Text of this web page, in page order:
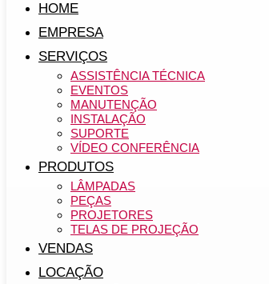
HOME
EMPRESA
SERVIÇOS
ASSISTÊNCIA TÉCNICA
EVENTOS
MANUTENÇÃO
INSTALAÇÃO
SUPORTE
VÍDEO CONFERÊNCIA
PRODUTOS
LÂMPADAS
PEÇAS
PROJETORES
TELAS DE PROJEÇÃO
VENDAS
LOCAÇÃO